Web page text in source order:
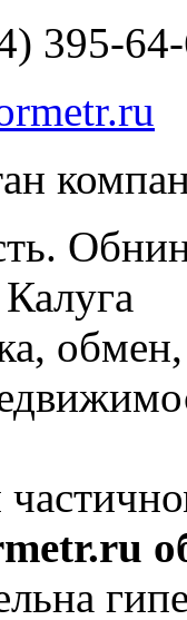
395-
обмен,